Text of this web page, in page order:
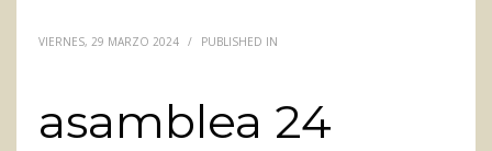
VIERNES, 29 MARZO 2024 / PUBLISHED IN
asamblea 24